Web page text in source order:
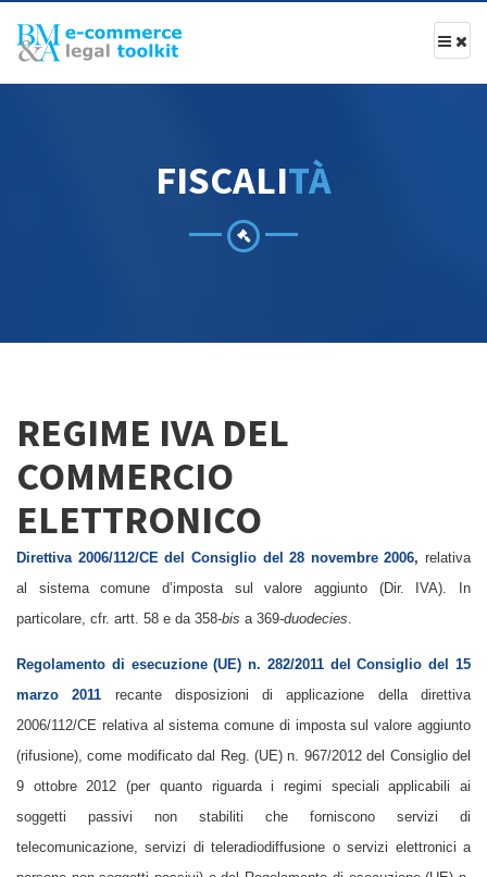
FISCALITÀ
REGIME IVA DEL
COMMERCIO
ELETTRONICO
Direttiva 2006/112/CE del Consiglio del 28 novembre 2006, relativa
al sistema comune d’imposta sul valore aggiunto (Dir. IVA). In
particolare, cfr. artt. 58 e da 358-bis a 369-duodecies.
Regolamento di esecuzione (UE) n. 282/2011 del Consiglio del 15
marzo 2011 recante disposizioni di applicazione della direttiva
2006/112/CE relativa al sistema comune di imposta sul valore aggiunto
(rifusione), come modificato dal Reg. (UE) n. 967/2012 del Consiglio del
9 ottobre 2012 (per quanto riguarda i regimi speciali applicabili ai
soggetti passivi non stabiliti che forniscono servizi di
telecomunicazione, servizi di teleradiodiffusione o servizi elettronici a